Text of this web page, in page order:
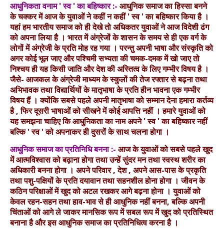
आधुनिकता वनाम ' स्व ' का बहिष्कार :- आधुनिक समाज का हिस्सा बनने
के चक्कर में आज के युवाओं ने कहीं न कहीं ' स्व ' का बहिष्कार किया है ।
यहां हम भारतीय समाज को ही देखे तो अधिकतर युवाओं ने आज विदेशी ढंग
को अपना लिया है । भारत में अंग्रेजों के शासन के समय से ही एक वर्ग के
लोगों में अंग्रेजी के प्रति मोह रह गया । परन्तु अपनी भाषा और संस्कृति को
अगर कोई भूल जाए और पश्चिमी सभ्यता की चमक-दमक में खो जाए तो
निश्चय ही यह किसी जाति और देश की अस्तित्व के लिए गम्भीर विषय है ।
जैसे- आजकल के अंग्रेजी माध्यम के स्कुलों की तेज रफ्तार से बढ़ना तथा
अभिभावक तथा विद्यार्थियों के मातृभाषा के प्रति हीन भावना एक गम्भीर
विषय हैं । क्योंकि सबसे पहले अपनी मातृभाषा को सम्मान देना हमारा कर्तव्य
है , फिर दूसरी भाषाओं को सीखने में कोई आपत्ति नहीं । हमारे युवाओं को
यह समझना चाहिए कि आधुनिकता का नाम अपने ' स्व ' का बहिष्कार नहीं
बल्कि ' स्व ' को अपनाकर ही दुसरों के साथ चलना होगा ।
आधुनिक समाज का प्रतिनिधि बनना :- आज के युवाओं को सबसे पहले खुद
में आत्मविश्वास को बढ़ाना होगा तथा उन्हें सुंदर मन तथा स्वस्थ शरीर का
अधिकारी बनना होगा । अपने परिवार , देश , अपने आस-पास के प्रकृति
तथा पशु-पक्षियों के प्रति दयावान तथा सहनशील होना होगा । जीवन के
कठिन परिक्षाओं में खुद को अटल रखकर आगे बढ़ना होना । युवाओं को
केवल रहन-सहन तथा हाव-भाव से ही आधुनिक नहीं बनना, बल्कि अपनी
चिंताओं को आगे ले जाकर मानसिक रूप में सबल रूप में खुद को प्रतिस्थित
बनाना है और इस आधुनिक समाज का प्रतिनिधित्व करना है ।